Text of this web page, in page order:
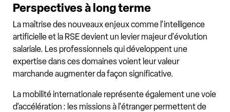
Perspectives à long terme
La maîtrise des nouveaux enjeux comme l'intelligence
artificielle et la RSE devient un levier majeur d'évolution
salariale. Les professionnels qui développent une
expertise dans ces domaines voient leur valeur
marchande augmenter da façon significative.
La mobilité internationale représente également une voie
d'accélération : les missions à l'étranger permettent de